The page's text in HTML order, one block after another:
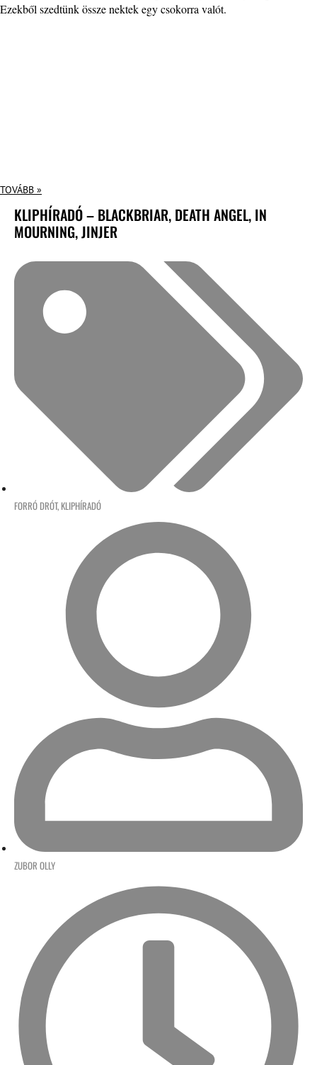
Ezekből szedtünk össze nektek egy csokorra valót.
TOVÁBB »
KLIPHÍRADÓ – BLACKBRIAR, DEATH ANGEL, IN
MOURNING, JINJER
FORRÓ DRÓT, KLIPHÍRADÓ
ZUBOR OLLY